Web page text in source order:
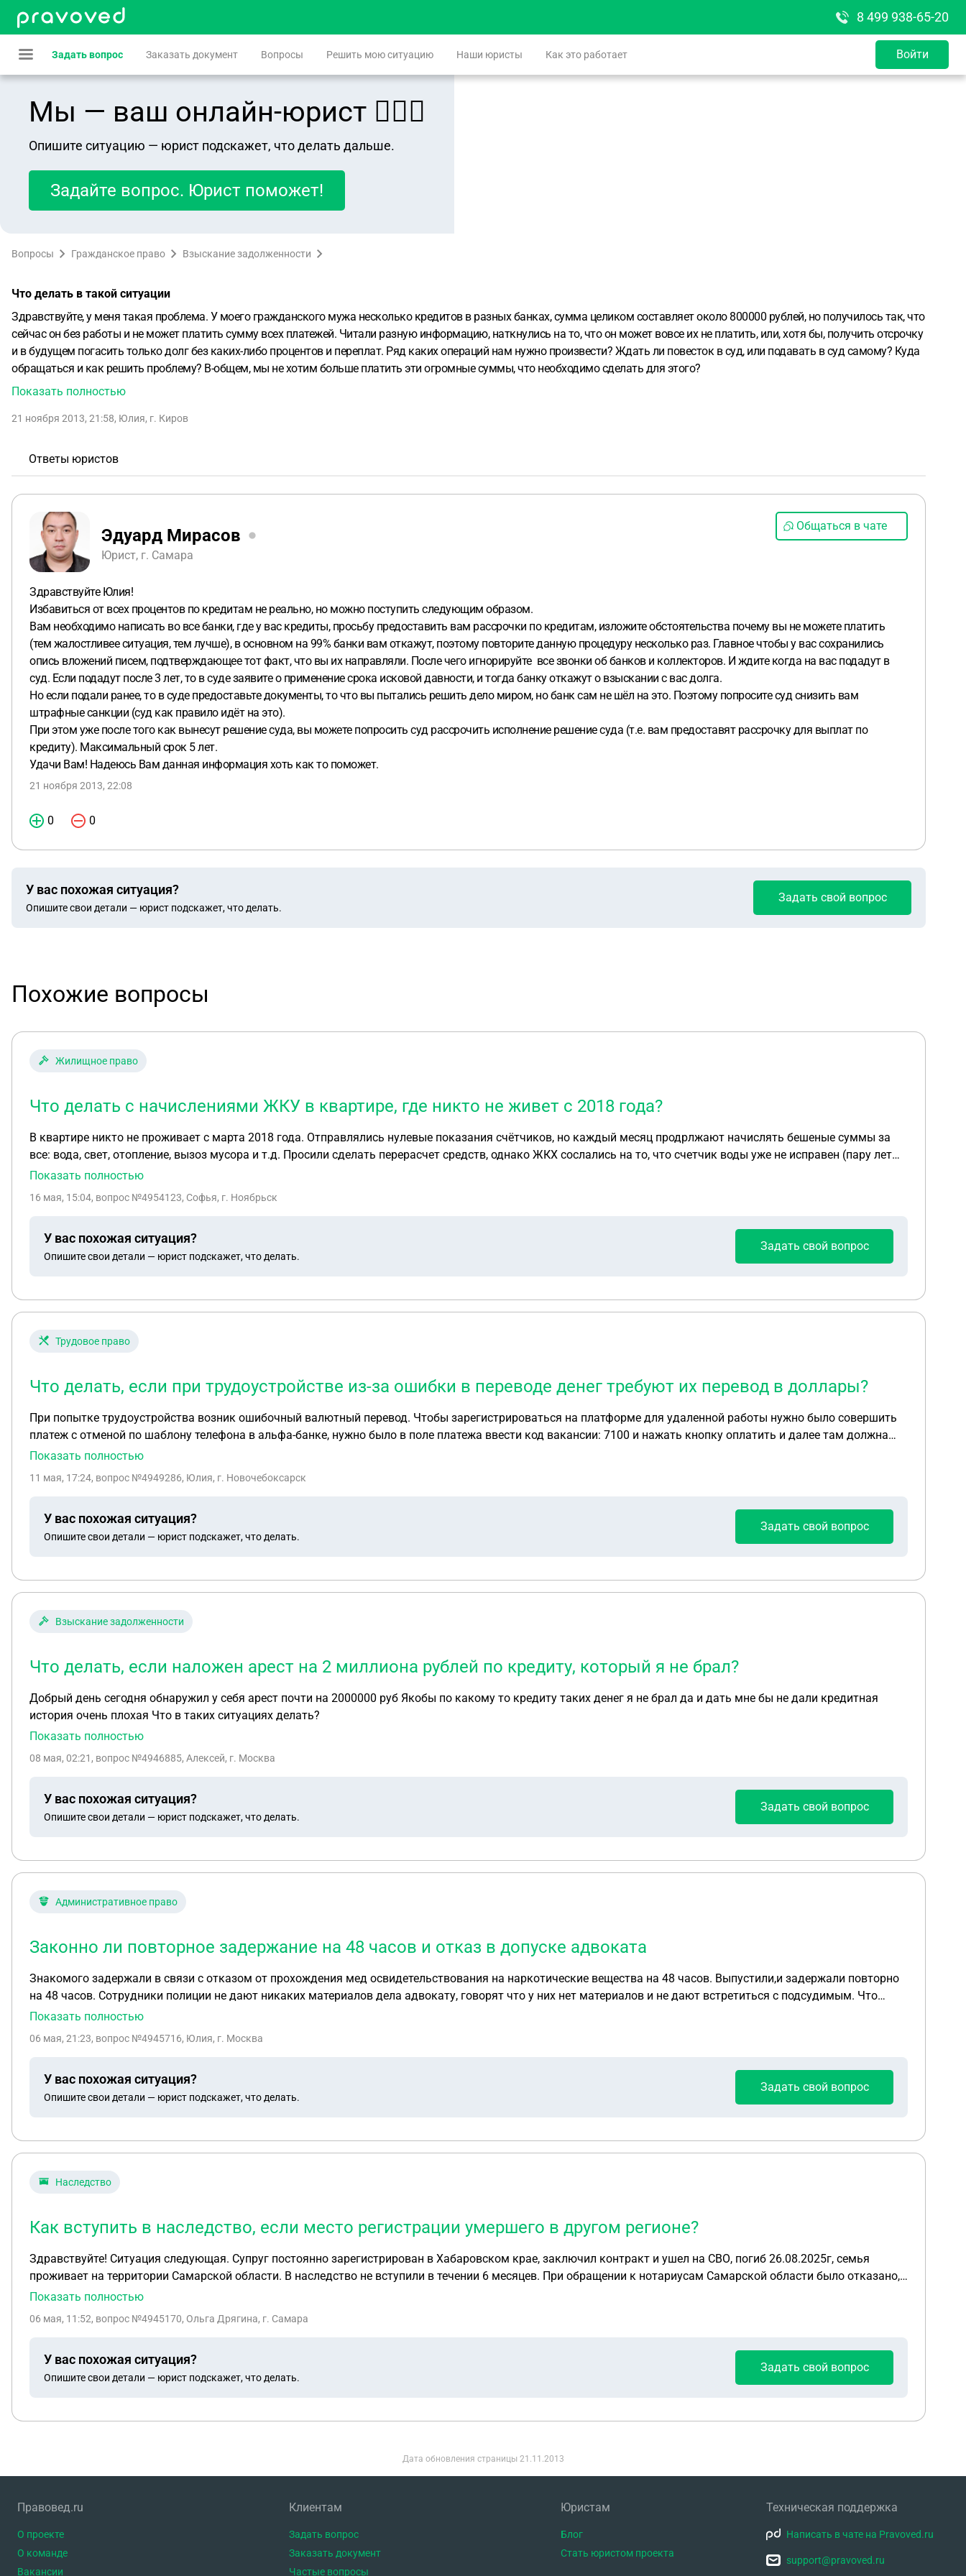
8 499 938-65-20
Задать вопрос Заказать документ Вопросы Решить мою ситуацию Наши юристы Как это работает Войти
Мы — ваш онлайн-юрист 👨🏻‍⚖️
Опишите ситуацию — юрист подскажет, что делать дальше.
Задайте вопрос. Юрист поможет!
Вопросы Гражданское право Взыскание задолженности
Что делать в такой ситуации
Здравствуйте, у меня такая проблема. У моего гражданского мужа несколько кредитов в разных банках, сумма целиком составляет около 800000 рублей, но получилось так, что
сейчас он без работы и не может платить сумму всех платежей. Читали разную информацию, наткнулись на то, что он может вовсе их не платить, или, хотя бы, получить отсрочку
и в будущем погасить только долг без каких-либо процентов и переплат. Ряд каких операций нам нужно произвести? Ждать ли повесток в суд, или подавать в суд самому? Куда
обращаться и как решить проблему? В-общем, мы не хотим больше платить эти огромные суммы, что необходимо сделать для этого?
Показать полностью
21 ноября 2013, 21:58, Юлия, г. Киров
Ответы юристов
Эдуард Мирасов
Юрист, г. Самара
Общаться в чате
Здравствуйте Юлия!
Избавиться от всех процентов по кредитам не реально, но можно поступить следующим образом.
Вам необходимо написать во все банки, где у вас кредиты, просьбу предоставить вам рассрочки по кредитам, изложите обстоятельства почему вы не можете платить
(тем жалостливее ситуация, тем лучше), в основном на 99% банки вам откажут, поэтому повторите данную процедуру несколько раз. Главное чтобы у вас сохранились
опись вложений писем, подтверждающее тот факт, что вы их направляли. После чего игнорируйте все звонки об банков и коллекторов. И ждите когда на вас подадут в
суд. Если подадут после 3 лет, то в суде заявите о применение срока исковой давности, и тогда банку откажут о взыскании с вас долга.
Но если подали ранее, то в суде предоставьте документы, то что вы пытались решить дело миром, но банк сам не шёл на это. Поэтому попросите суд снизить вам
штрафные санкции (суд как правило идёт на это).
При этом уже после того как вынесут решение суда, вы можете попросить суд рассрочить исполнение решение суда (т.е. вам предоставят рассрочку для выплат по
кредиту). Максимальный срок 5 лет.
Удачи Вам! Надеюсь Вам данная информация хоть как то поможет.
21 ноября 2013, 22:08
0 0
У вас похожая ситуация?
Опишите свои детали — юрист подскажет, что делать.
Задать свой вопрос
Похожие вопросы
Жилищное право
Что делать с начислениями ЖКУ в квартире, где никто не живет с 2018 года?
В квартире никто не проживает с марта 2018 года. Отправлялись нулевые показания счётчиков, но каждый месяц продрлжают начислять бешеные суммы за
все: вода, свет, отопление, вызоз мусора и т.д. Просили сделать перерасчет средств, однако ЖКХ сослались на то, что счетчик воды уже не исправен (пару лет
Показать полностью
16 мая, 15:04, вопрос №4954123, Софья, г. Ноябрьск
У вас похожая ситуация?
Опишите свои детали — юрист подскажет, что делать.
Задать свой вопрос
Трудовое право
Что делать, если при трудоустройстве из-за ошибки в переводе денег требуют их перевод в доллары?
При попытке трудоустройства возник ошибочный валютный перевод. Чтобы зарегистрироваться на платформе для удаленной работы нужно было совершить
платеж с отменой по шаблону телефона в альфа-банке, нужно было в поле платежа ввести код вакансии: 7100 и нажать кнопку оплатить и далее там должна
была появиться кнопка отмена по словам человека, но платеж прошел автоматически, и деньги попали не ко мне на номер телефона а на счет в телеграм боте в
трудоустройстве произошел ошибочный перевод, который привел к не целенаправленному открытию долларового счета, и чтобы вернуть мои деньги сказал
апелляцию в росфинмониторинг бот в телеграме. Но сегодня у меня начали закрадываться сомнения, что меня разводят. Деньги я к сожалению уже все
перевела. Подскажите что делать в такой ситуации и получится ли вернуть деньги?
Показать полностью
11 мая, 17:24, вопрос №4949286, Юлия, г. Новочебоксарск
У вас похожая ситуация?
Опишите свои детали — юрист подскажет, что делать.
Задать свой вопрос
Взыскание задолженности
Что делать, если наложен арест на 2 миллиона рублей по кредиту, который я не брал?
Добрый день сегодня обнаружил у себя арест почти на 2000000 руб Якобы по какому то кредиту таких денег я не брал да и дать мне бы не дали кредитная
история очень плохая Что в таких ситуациях делать?
Показать полностью
08 мая, 02:21 , вопрос №4946885, Алексей, г. Москва
У вас похожая ситуация?
Опишите свои детали — юрист подскажет, что делать.
Задать свой вопрос
Административное право
Законно ли повторное задержание на 48 часов и отказ в допуске адвоката
Знакомого задержали в связи с отказом от прохождения мед освидетельствования на наркотические вещества на 48 часов. Выпустили,и задержали повторно
на 48 часов. Сотрудники полиции не дают никаких материалов дела адвокату, говорят что у них нет материалов и не дают встретиться с подсудимым. Что
делать в такой ситуации и законны ли такие действия от сотрудников полиции.
Показать полностью
06 мая, 21:23, вопрос №4945716, Юлия, г. Москва
У вас похожая ситуация?
Опишите свои детали — юрист подскажет, что делать.
Задать свой вопрос
Наследство
Как вступить в наследство, если место регистрации умершего в другом регионе?
Здравствуйте! Ситуация следующая. Супруг постоянно зарегистрирован в Хабаровском крае, заключил контракт и ушел на СВО, погиб 26.08.2025г, семья
проживает на территории Самарской области. В наследство не вступили в течении 6 месяцев. При обращении к нотариусам Самарской области было отказано,
в связи с постоянной регистраций погибшего, сказали обращаться к нотариусам или в суд Хабаровского края. У супруги нет возможности выехать в
привязанной к нему картой военнослужащего, на которую переводилась заработная плата и выплаты. Что в такой ситуации делать и куда обращаться? Из
Показать полностью
06 мая, 11:52, вопрос №4945170, Ольга Дрягина, г. Самара
У вас похожая ситуация?
Опишите свои детали — юрист подскажет, что делать.
Задать свой вопрос
Дата обновления страницы 21.11.2013
Правовед.ru
О проекте
О команде
Вакансии
Клиентам
Задать вопрос
Заказать документ
Частые вопросы
Юристам
Блог
Стать юристом проекта
Техническая поддержка
Написать в чате на Pravoved.ru
support@pravoved.ru